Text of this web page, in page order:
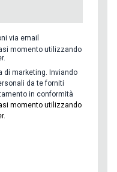
via email
momento utilizzando
di marketing. Inviando
da te forniti
in conformità
momento utilizzando